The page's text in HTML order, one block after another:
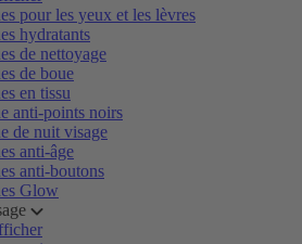
pour les yeux et les lèvres
hydratants
de nettoyage
de boue
en tissu
anti-points noirs
de nuit visage
anti-âge
anti-boutons
Glow